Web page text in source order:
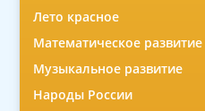
Лето красное
Математическое развитие
Музыкальное развитие
Народы России